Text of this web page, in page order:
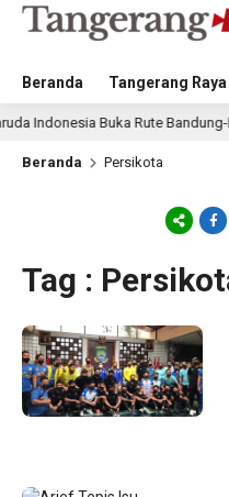
Beranda Tangerang Raya
Buka Rute Bandung-
Beranda Persikota
Tag :